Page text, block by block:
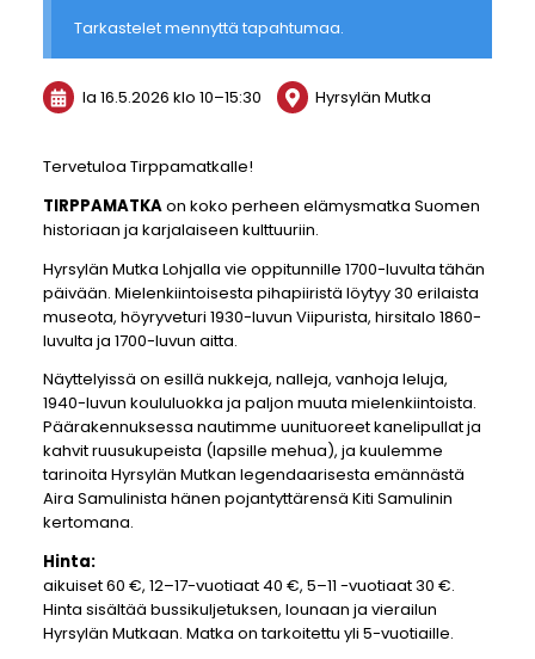
Tarkastelet mennyttä tapahtumaa.
la 16.5.2026 klo 10–15:30 Hyrsylän Mutka
Tervetuloa Tirppamatkalle!
TIRPPAMATKAon koko perheen elämysmatka Suomen
historiaan ja karjalaiseen kulttuuriin.
Hyrsylän Mutka Lohjalla vie oppitunnille 1700-luvulta tähän
päivään. Mielenkiintoisesta pihapiiristä löytyy 30 erilaista
museota, höyryveturi 1930-luvun Viipurista, hirsitalo 1860-
luvulta ja 1700-luvun aitta.
Näyttelyissä on esillä nukkeja, nalleja, vanhoja leluja,
1940-luvun koululuokka ja paljon muuta mielenkiintoista.
Päärakennuksessa nautimme uunituoreet kanelipullat ja
kahvit ruusukupeista (lapsille mehua), ja kuulemme
tarinoita Hyrsylän Mutkan legendaarisesta emännästä
Aira Samulinista hänen pojantyttärensä Kiti Samulinin
kertomana.
Hinta:
aikuiset 60 €, 12–17-vuotiaat 40 €, 5–11 -vuotiaat 30 €.
Hinta sisältää bussikuljetuksen, lounaan ja vierailun
Hyrsylän Mutkaan. Matka on tarkoitettu yli 5-vuotiaille.